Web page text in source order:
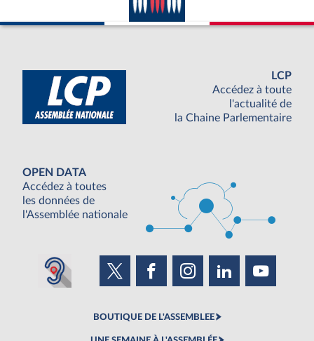
LCP
Accédez à toute
l'actualité de
la Chaine Parlementaire
OPEN DATA
Accédez à toutes
les données de
l'Assemblée nationale
BOUTIQUE DE L'ASSEMBLEE